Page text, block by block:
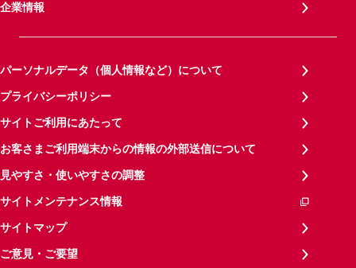
企業情報
パーソナルデータ（個人情報など）について
プライバシーポリシー
サイトご利用にあたって
お客さまご利用端末からの情報の外部送信について
見やすさ・使いやすさの調整
サイトメンテナンス情報
サイトマップ
ご意見・ご要望